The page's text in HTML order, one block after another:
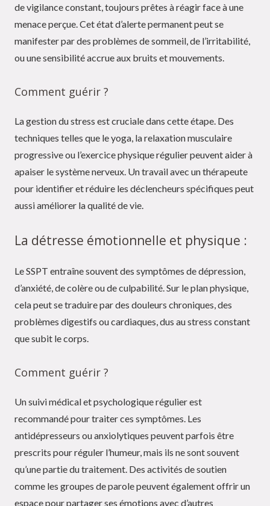
de vigilance constant, toujours prêtes à réagir face à une
menace perçue. Cet état d’alerte permanent peut se
manifester par des problèmes de sommeil, de l’irritabilité,
ou une sensibilité accrue aux bruits et mouvements.
Comment guérir ?
La gestion du stress est cruciale dans cette étape. Des
techniques telles que le yoga, la relaxation musculaire
progressive ou l’exercice physique régulier peuvent aider à
apaiser le système nerveux. Un travail avec un thérapeute
pour identifier et réduire les déclencheurs spécifiques peut
aussi améliorer la qualité de vie.
La détresse émotionnelle et physique :
Le SSPT entraîne souvent des symptômes de dépression,
d’anxiété, de colère ou de culpabilité. Sur le plan physique,
cela peut se traduire par des douleurs chroniques, des
problèmes digestifs ou cardiaques, dus au stress constant
que subit le corps.
Comment guérir ?
Un suivi médical et psychologique régulier est
recommandé pour traiter ces symptômes. Les
antidépresseurs ou anxiolytiques peuvent parfois être
prescrits pour réguler l’humeur, mais ils ne sont souvent
qu’une partie du traitement. Des activités de soutien
comme les groupes de parole peuvent également offrir un
espace pour partager ses émotions avec d’autres